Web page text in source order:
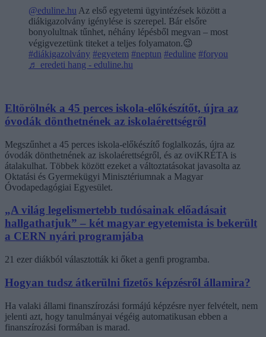
@eduline.hu Az első egyetemi ügyintézések között a
diákigazolvány igénylése is szerepel. Bár elsőre
bonyolultnak tűnhet, néhány lépésből megvan – most
végigvezetünk titeket a teljes folyamaton.😉
#diákigazolvány #egyetem #neptun #eduline #foryou
♬ eredeti hang - eduline.hu
Eltörölnék a 45 perces iskola-előkészítőt, újra az
óvodák dönthetnének az iskolaérettségről
Megszűnhet a 45 perces iskola-előkészítő foglalkozás, újra az
óvodák dönthetnének az iskolaérettségről, és az oviKRÉTA is
átalakulhat. Többek között ezeket a változtatásokat javasolta az
Oktatási és Gyermekügyi Minisztériumnak a Magyar
Óvodapedagógiai Egyesület.
„A világ legelismertebb tudósainak előadásait
hallgathatjuk” – két magyar egyetemista is bekerült
a CERN nyári programjába
21 ezer diákból választották ki őket a genfi programba.
Hogyan tudsz átkerülni fizetős képzésről államira?
Ha valaki állami finanszírozási formájú képzésre nyer felvételt, nem
jelenti azt, hogy tanulmányai végéig automatikusan ebben a
finanszírozási formában is marad.